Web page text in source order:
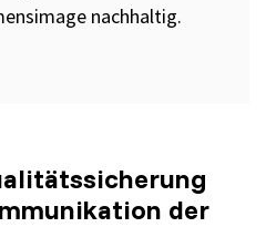
nachhaltig.
der